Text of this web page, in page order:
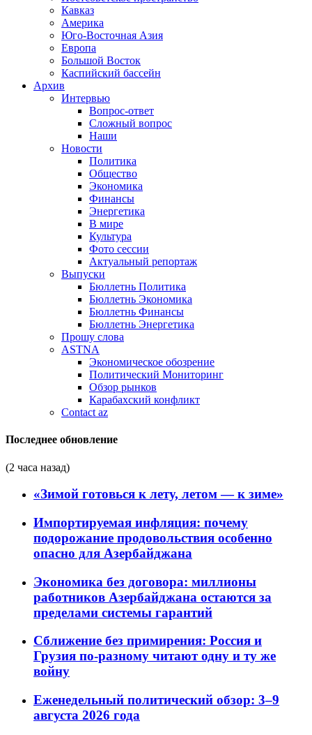
Кавказ
Америка
Юго-Восточная Азия
Европа
Большой Восток
Каспийский бассейн
Архив
Интервью
Вопрос-ответ
Сложный вопрос
Наши
Новости
Политика
Общество
Экономика
Финансы
Энергетика
В мире
Культура
Фото сессии
Актуальный репортаж
Выпуски
Бюллетнь Политика
Бюллетнь Экономика
Бюллетнь Финансы
Бюллетнь Энергетика
Прошу слова
ASTNA
Экономическое обозрение
Политический Мониторинг
Обзор рынков
Карабахский конфликт
Contact az
Последнее обновление
(2 часа назад)
«Зимой готовься к лету, летом — к зиме»
Импортируемая инфляция: почему
подорожание продовольствия особенно
опасно для Азербайджана
Экономика без договора: миллионы
работников Азербайджана остаются за
пределами системы гарантий
Сближение без примирения: Россия и
Грузия по-разному читают одну и ту же
войну
Еженедельный политический обзор: 3–9
августа 2026 года